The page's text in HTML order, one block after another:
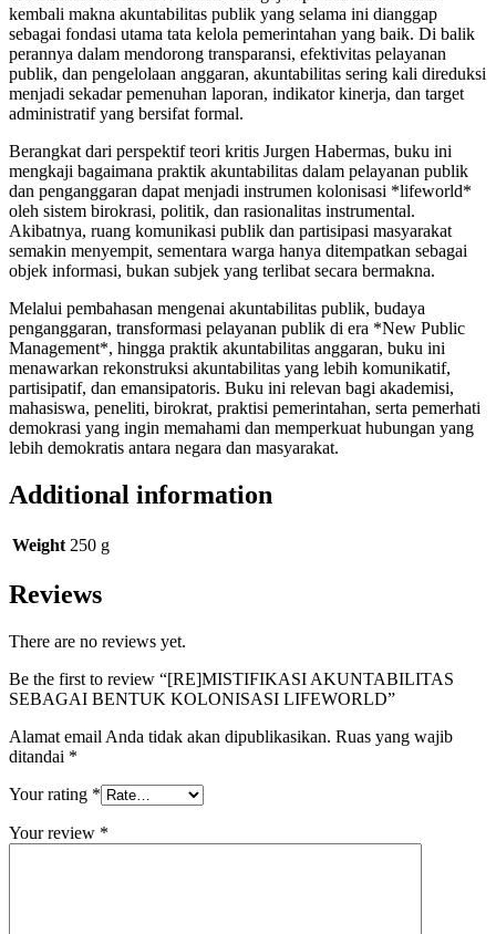
kembali makna akuntabilitas publik yang selama ini dianggap
sebagai fondasi utama tata kelola pemerintahan yang baik. Di balik
perannya dalam mendorong transparansi, efektivitas pelayanan
publik, dan pengelolaan anggaran, akuntabilitas sering kali direduksi
menjadi sekadar pemenuhan laporan, indikator kinerja, dan target
administratif yang bersifat formal.
Berangkat dari perspektif teori kritis Jurgen Habermas, buku ini
mengkaji bagaimana praktik akuntabilitas dalam pelayanan publik
dan penganggaran dapat menjadi instrumen kolonisasi *lifeworld*
oleh sistem birokrasi, politik, dan rasionalitas instrumental.
Akibatnya, ruang komunikasi publik dan partisipasi masyarakat
semakin menyempit, sementara warga hanya ditempatkan sebagai
objek informasi, bukan subjek yang terlibat secara bermakna.
Melalui pembahasan mengenai akuntabilitas publik, budaya
penganggaran, transformasi pelayanan publik di era *New Public
Management*, hingga praktik akuntabilitas anggaran, buku ini
menawarkan rekonstruksi akuntabilitas yang lebih komunikatif,
partisipatif, dan emansipatoris. Buku ini relevan bagi akademisi,
mahasiswa, peneliti, birokrat, praktisi pemerintahan, serta pemerhati
demokrasi yang ingin memahami dan memperkuat hubungan yang
lebih demokratis antara negara dan masyarakat.
Additional information
Weight 250 g
Reviews
There are no reviews yet.
Be the first to review “[RE]MISTIFIKASI AKUNTABILITAS
SEBAGAI BENTUK KOLONISASI LIFEWORLD”
Alamat email Anda tidak akan dipublikasikan. Ruas yang wajib
ditandai *
Your rating *
Your review *